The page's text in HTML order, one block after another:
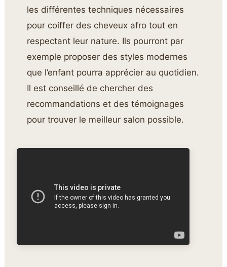
les différentes techniques nécessaires
pour coiffer des cheveux afro tout en
respectant leur nature. Ils pourront par
exemple proposer des styles modernes
que l’enfant pourra apprécier au quotidien.
Il est conseillé de chercher des
recommandations et des témoignages
pour trouver le meilleur salon possible.